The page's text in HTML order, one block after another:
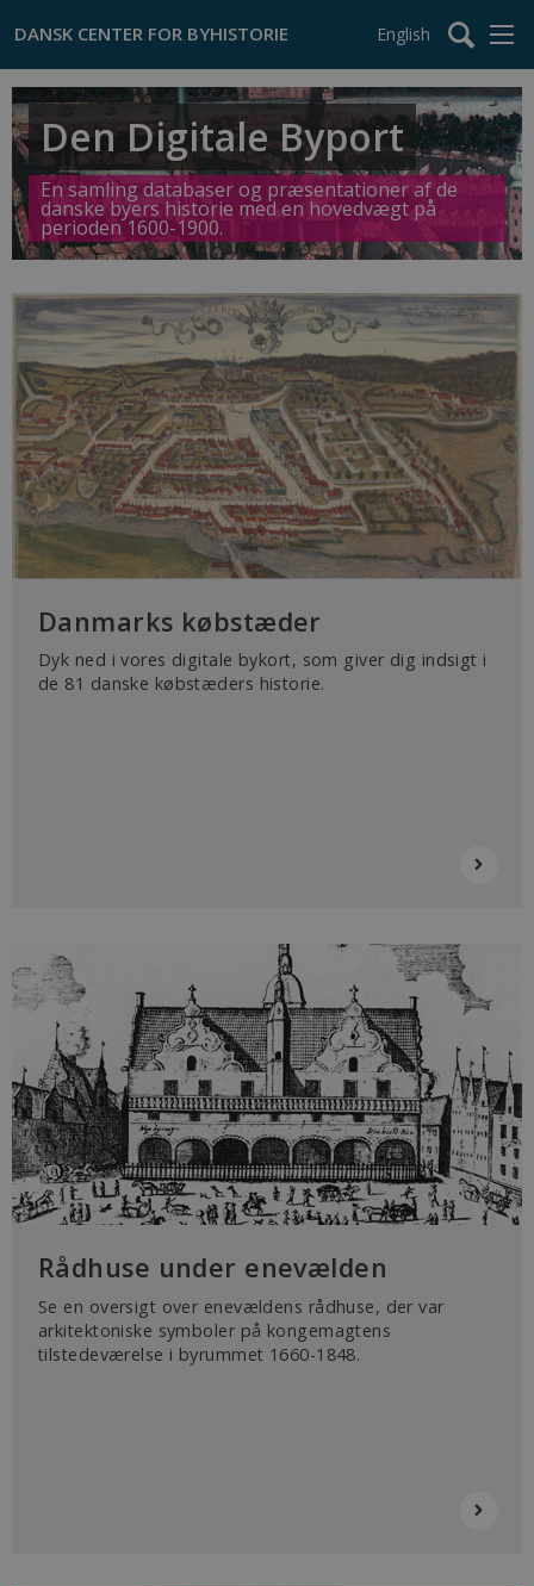
English
Den Digitale Byport
En samling databaser og præsentationer af de
danske byers historie med en hovedvægt på
perioden 1600-1900.
Danmarks købstæder
Dyk ned i vores digitale bykort, som giver dig indsigt i
de 81 danske købstæders historie.
Rådhuse under enevælden
Se en oversigt over enevældens rådhuse, der var
arkitektoniske symboler på kongemagtens
tilstedeværelse i byrummet 1660-1848.